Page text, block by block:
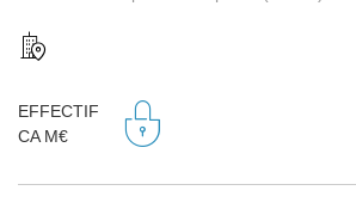
EFFECTIF
CA M€